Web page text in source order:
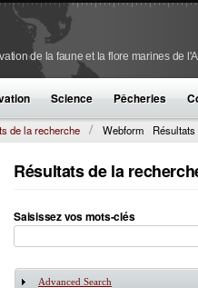
de la faune et la flore marines de
Science Pêcheries
de la recherche Webform
Résultats de la
Saisissez vos mots-clés
Afficher
Advanced Search